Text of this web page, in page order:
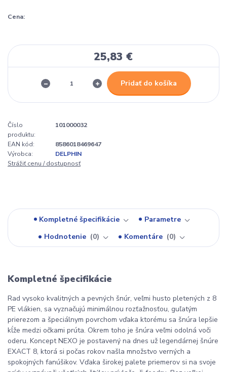
Cena:
25,83 €
Pridať do košíka
Číslo
produktu:
101000032
EAN kód:
8586018469647
Výrobca:
DELPHIN
Strážiť cenu / dostupnosť
Kompletné špecifikácie
Parametre
Hodnotenie
0 Komentáre 0
Kompletné špecifikácie
Rad vysoko kvalitných a pevných šnúr, veľmi husto pletených z 8
PE vlákien, sa vyznačujú minimálnou rozťažnosťou, guľatým
prierezom a špeciálnym povrchom vďaka ktorému sa šnúra lepšie
kĺže medzi očkami prúta. Okrem toho je šnúra veľmi odolná voči
oderu. Koncept NEXO je postavený na dnes už legendárnej šnúre
EXACT 8, ktorá si počas rokov našla množstvo verných a
spokojných fanúšikov. Vďaka širokej palete priemerov si na svoje